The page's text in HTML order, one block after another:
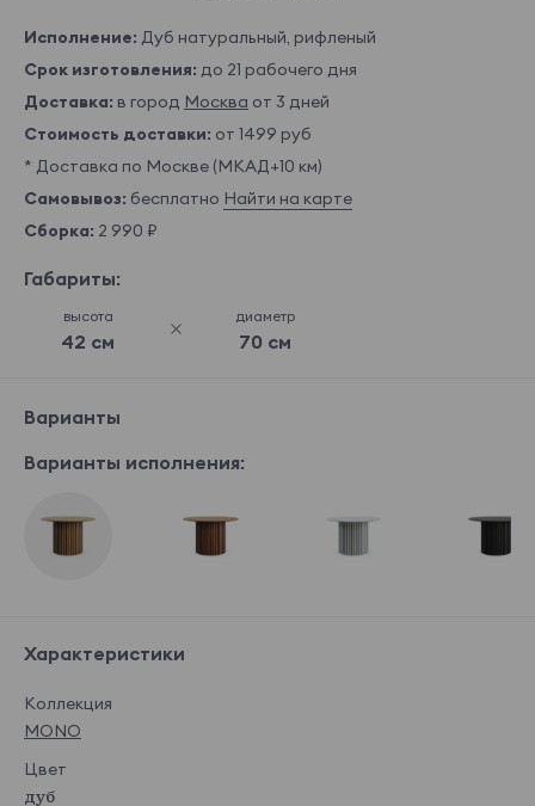
Исполнение: Дуб натуральный, рифленый
Срок изготовления: до 21 рабочего дня
Доставка: в город Москва от 3 дней
Стоимость доставки: от 1499 руб
* Доставка по Москве (МКАД+10 км)
Самовывоз: бесплатно Найти на карте
Сборка: 2 990 ₽
Габариты:
высота
42 см
диаметр
70 см
Варианты
Варианты исполнения:
Характеристики
Коллекция
MONO
Цвет
дуб